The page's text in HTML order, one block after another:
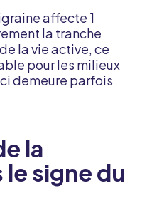
affecte 1
la tranche
la vie active, ce
pour les milieux
demeure parfois
la
le signe du